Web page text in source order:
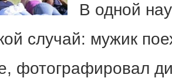
В одной
случай: мужик
фотографировал